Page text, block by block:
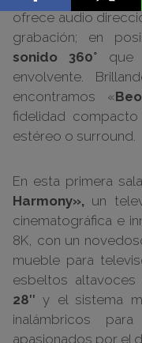
ofrece audio
grabación; en
sonido 360° que
envolvente.
encontramos «
fidelidad
estéreo o surround.
En esta primera
Harmony», un
cinematográfica e
8K, con un
mueble para
esbeltos
28″ y el sistema
inalámbricos
apasionados por el